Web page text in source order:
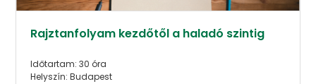
Rajztanfolyam kezdőtől a haladó szintig
Időtartam: 30 óra
Helyszín: Budapest